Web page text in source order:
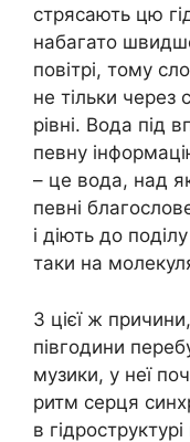
стрясають цю
набагато
повітрі, тому
не тільки через
рівні. Вода під
певну
– це вода, над
певні
і діють до
таки на
З цієї ж
півгодини
музики, у неї
ритм серця
в